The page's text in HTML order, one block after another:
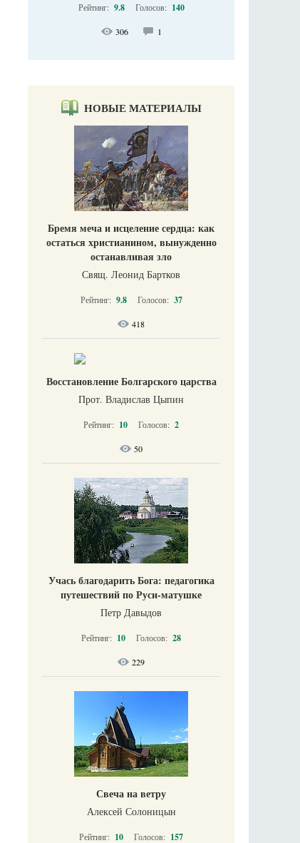
Рейтинг: 9.8 Голосов: 140
306 1
НОВЫЕ МАТЕРИАЛЫ
Бремя меча и исцеление сердца: как
остаться христианином, вынужденно
останавливая зло
Свящ. Леонид Бартков
Рейтинг: 9.8 Голосов: 37
418
Восстановление Болгарского царства
Прот. Владислав Цыпин
Рейтинг: 10 Голосов: 2
50
Учась благодарить Бога: педагогика
путешествий по Руси-матушке
Петр Давыдов
Рейтинг: 10 Голосов: 28
229
Свеча на ветру
Алексей Солоницын
Рейтинг: 10 Голосов: 157